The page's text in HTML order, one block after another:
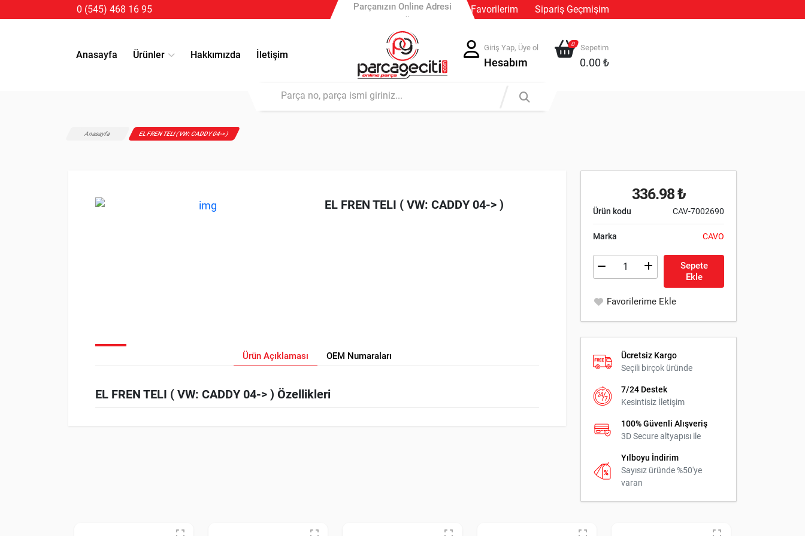
0 (545) 468 16 95
Güvenli Ödeme
Güvenli Ödeme
Ücretsiz İade
Favorilerim Sipariş Geçmişim
Anasayfa Ürünler Hakkımızda İletişim
Giriş Yap, Üye ol
Hesabım
0 Sepetim
0.00 ₺
Anasayfa EL FREN TELI ( VW: CADDY 04-> )
EL FREN TELI ( VW: CADDY 04-> )
Ürün Açıklaması OEM Numaraları
EL FREN TELI ( VW: CADDY 04-> ) Özellikleri
336.98 ₺
Ürün kodu CAV-7002690
Marka CAVO
Sepete
Ekle
Favorilerime Ekle
Ücretsiz Kargo
Seçili birçok üründe
7/24 Destek
Kesintisiz İletişim
100% Güvenli Alışveriş
3D Secure altyapısı ile
Yılboyu İndirim
Sayısız üründe %50'ye
varan